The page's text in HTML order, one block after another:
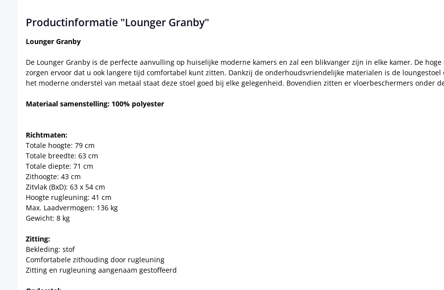
Productinformatie "Lounger Granby"
Lounger Granby
De Lounger Granby is de perfecte aanvulling op huiselijke moderne kamers en zal een blikvanger zijn in elke kamer. De
zorgen ervoor dat u ook langere tijd comfortabel kunt zitten. Dankzij de onderhoudsvriendelijke materialen is de
het moderne onderstel van metaal staat deze stoel goed bij elke gelegenheid. Bovendien zitten er vloerbeschermers onder
Materiaal samenstelling: 100% polyester
Richtmaten:
Totale hoogte: 79 cm
Totale breedte: 63 cm
Totale diepte: 71 cm
Zithoogte: 43 cm
Zitvlak (BxD): 63 x 54 cm
Hoogte rugleuning: 41 cm
Max. Laadvermogen: 136 kg
Gewicht: 8 kg
Zitting:
Bekleding: stof
Comfortabele zithouding door rugleuning
Zitting en rugleuning aangenaam gestoffeerd